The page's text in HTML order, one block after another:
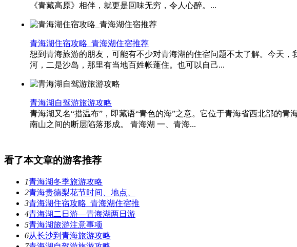
《青藏高原》相伴，就更是回味无穷，令人心醉。...
青海湖住宿攻略_青海湖住宿推荐
想到青海旅游的朋友，可能有不少对青海湖的住宿问题不太了解。今天
河，二是沙岛，那里有当地百姓帐蓬住。也可以自己...
青海湖自驾游旅游攻略
青海湖又名“措温布”，即藏语“青色的海”之意。它位于青海省西北部的
南山之间的断层陷落形成。 青海湖 一、青海...
看了本文章的游客推荐
1青海湖冬季旅游攻略
2青海贵德梨花节时间、地点、
3青海湖住宿攻略_青海湖住宿推
4青海湖二日游—青海湖两日游
5青海湖旅游注意事项
6从长沙到青海旅游攻略